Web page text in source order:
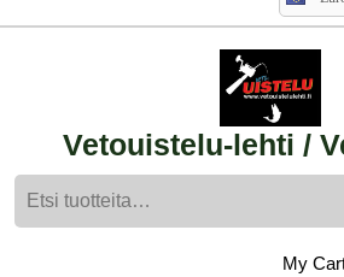
Vetouistelu-lehti /
My